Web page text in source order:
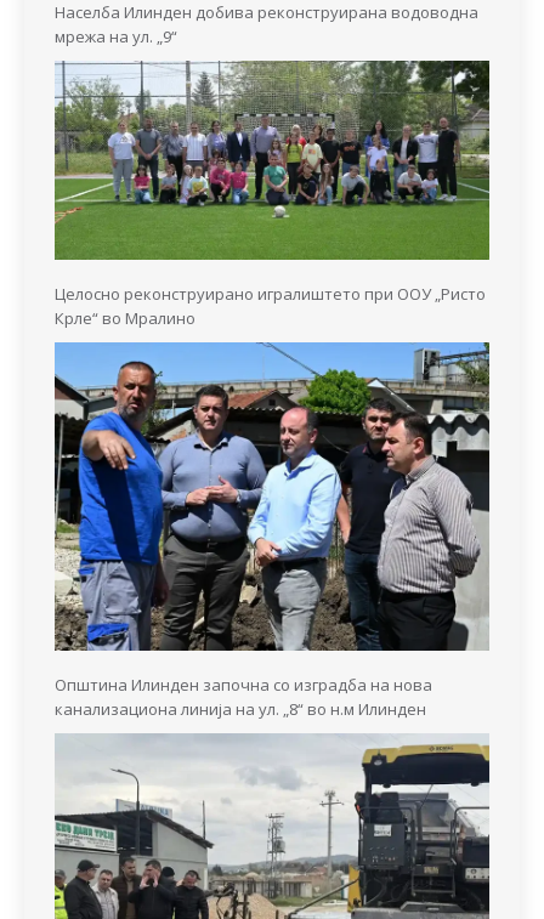
Населба Илинден добива реконструирана водоводна
мрежа на ул. „9“
Целосно реконструирано игралиштето при ООУ „Ристо
Крле“ во Мралино
Општина Илинден започна со изградба на нова
канализациона линија на ул. „8“ во н.м Илинден